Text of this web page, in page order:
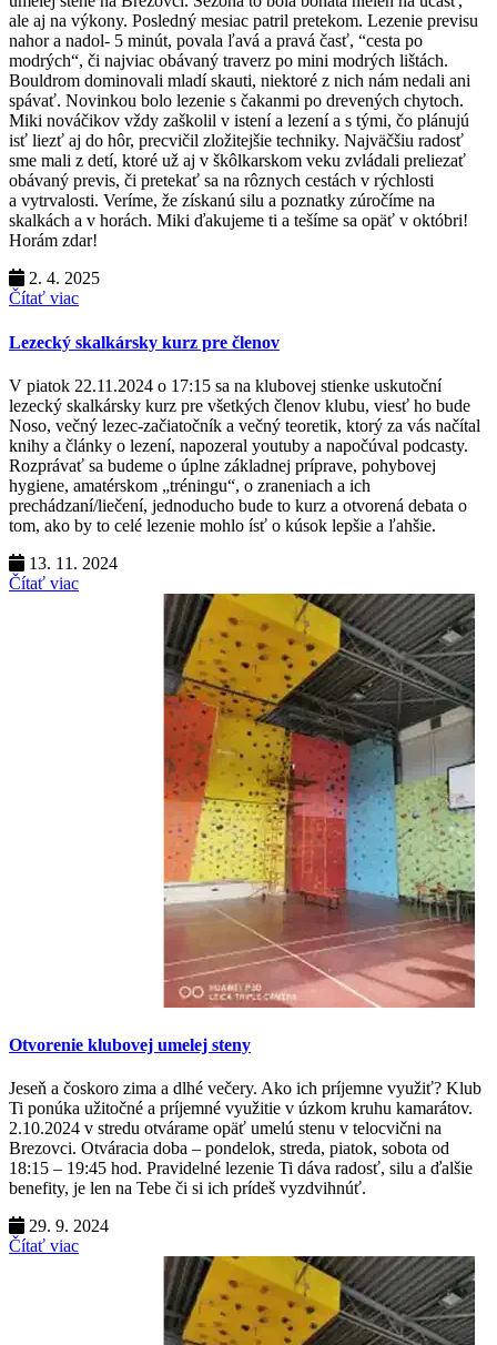
ale aj na výkony. Posledný mesiac patril pretekom. Lezenie previsu
nahor a nadol- 5 minút, povala ľavá a pravá časť, “cesta po
modrých“, či najviac obávaný traverz po mini modrých lištách.
Bouldrom dominovali mladí skauti, niektoré z nich nám nedali ani
spávať. Novinkou bolo lezenie s čakanmi po drevených chytoch.
Miki nováčikov vždy zaškolil v istení a lezení a s tými, čo plánujú
isť liezť aj do hôr, precvičil zložitejšie techniky. Najväčšiu radosť
sme mali z detí, ktoré už aj v škôlkarskom veku zvládali preliezať
obávaný previs, či pretekať sa na rôznych cestách v rýchlosti
a vytrvalosti. Veríme, že získanú silu a poznatky zúročíme na
skalkách a v horách. Miki ďakujeme ti a tešíme sa opäť v októbri!
Horám zdar!
2. 4. 2025
Čítať viac
Lezecký skalkársky kurz pre členov
V piatok 22.11.2024 o 17:15 sa na klubovej stienke uskutoční
lezecký skalkársky kurz pre všetkých členov klubu, viesť ho bude
Noso, večný lezec-začiatočník a večný teoretik, ktorý za vás načítal
knihy a články o lezení, napozeral youtuby a napočúval podcasty.
Rozprávať sa budeme o úplne základnej príprave, pohybovej
hygiene, amatérskom „tréningu“, o zraneniach a ich
prechádzaní/liečení, jednoducho bude to kurz a otvorená debata o
tom, ako by to celé lezenie mohlo ísť o kúsok lepšie a ľahšie.
13. 11. 2024
Čítať viac
Otvorenie klubovej umelej steny
Jeseň a čoskoro zima a dlhé večery. Ako ich príjemne využiť? Klub
Ti ponúka užitočné a príjemné využitie v úzkom kruhu kamarátov.
2.10.2024 v stredu otvárame opäť umelú stenu v telocvični na
Brezovci. Otváracia doba – pondelok, streda, piatok, sobota od
18:15 – 19:45 hod. Pravidelné lezenie Ti dáva radosť, silu a ďalšie
benefity, je len na Tebe či si ich prídeš vyzdvihnúť.
29. 9. 2024
Čítať viac